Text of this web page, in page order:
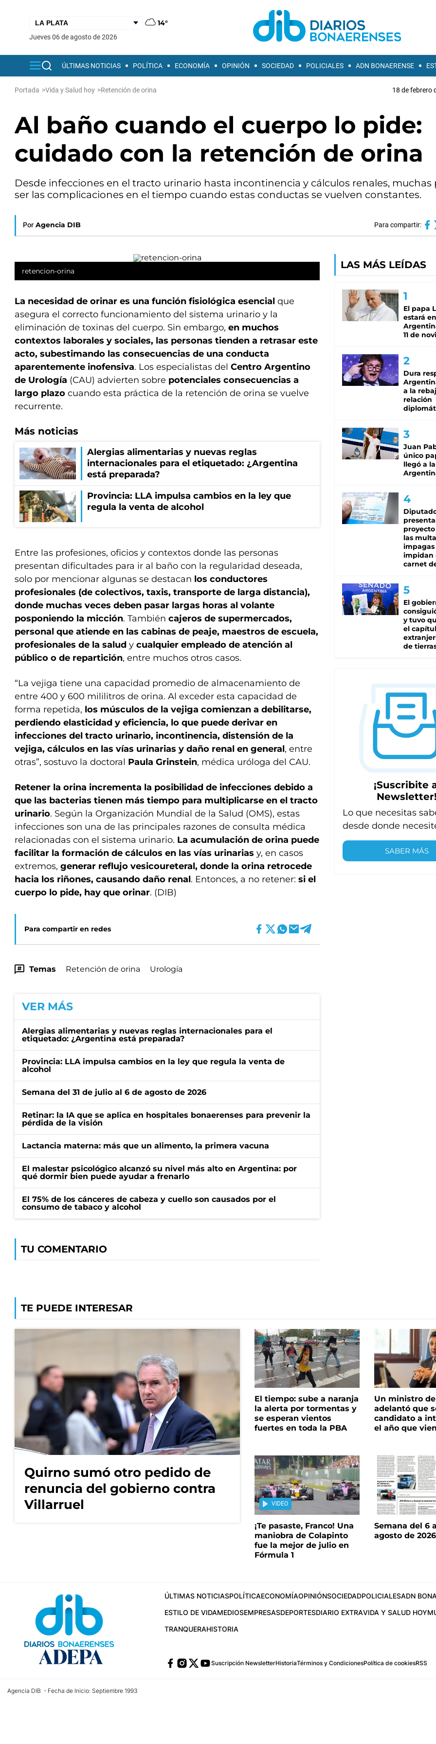
14°
jueves 06 de agosto de 2026
ÚLTIMAS NOTICIAS POLÍTICA ECONOMÍA OPINIÓN SOCIEDAD POLICIALES ADN BONAERENSE
Portada >Vida y Salud hoy >Retención de orina 18 de febrero
Al baño cuando el cuerpo lo pide:
cuidado con la retención de orina
Desde infecciones en el tracto urinario hasta incontinencia y cálculos renales, muchas
ser las complicaciones en el tiempo cuando estas conductas se vuelven constantes.
Por Agencia DIB Para compartir:
retencion-orina
La necesidad de orinar es una función fisiológica esencial que
asegura el correcto funcionamiento del sistema urinario y la
eliminación de toxinas del cuerpo. Sin embargo, en muchos
contextos laborales y sociales, las personas tienden a retrasar este
acto, subestimando las consecuencias de una conducta
aparentemente inofensiva. Los especialistas del Centro Argentino
de Urología (CAU) advierten sobre potenciales consecuencias a
largo plazo cuando esta práctica de la retención de orina se vuelve
recurrente.
Más noticias
Alergias alimentarias y nuevas reglas
internacionales para el etiquetado: ¿Argentina
está preparada?
Provincia: LLA impulsa cambios en la ley que
regula la venta de alcohol
Entre las profesiones, oficios y contextos donde las personas
presentan dificultades para ir al baño con la regularidad deseada,
solo por mencionar algunas se destacan los conductores
profesionales (de colectivos, taxis, transporte de larga distancia),
donde muchas veces deben pasar largas horas al volante
posponiendo la micción. También cajeros de supermercados,
personal que atiende en las cabinas de peaje, maestros de escuela,
profesionales de la salud y cualquier empleado de atención al
público o de repartición, entre muchos otros casos.
“La vejiga tiene una capacidad promedio de almacenamiento de
entre 400 y 600 mililitros de orina. Al exceder esta capacidad de
forma repetida, los músculos de la vejiga comienzan a debilitarse,
perdiendo elasticidad y eficiencia, lo que puede derivar en
infecciones del tracto urinario, incontinencia, distensión de la
vejiga, cálculos en las vías urinarias y daño renal en general, entre
otras”, sostuvo la doctoral Paula Grinstein, médica uróloga del CAU.
Retener la orina incrementa la posibilidad de infecciones debido a
que las bacterias tienen más tiempo para multiplicarse en el tracto
urinario. Según la Organización Mundial de la Salud (OMS), estas
infecciones son una de las principales razones de consulta médica
relacionadas con el sistema urinario. La acumulación de orina puede
facilitar la formación de cálculos en las vías urinarias y, en casos
extremos, generar reflujo vesicoureteral, donde la orina retrocede
hacia los riñones, causando daño renal. Entonces, a no retener: si el
cuerpo lo pide, hay que orinar. (DIB)
Para compartir en redes
Temas Retención de orina Urología
VER MÁS
Alergias alimentarias y nuevas reglas internacionales para el
etiquetado: ¿Argentina está preparada?
Provincia: LLA impulsa cambios en la ley que regula la venta de
alcohol
Semana del 31 de julio al 6 de agosto de 2026
Retinar: la IA que se aplica en hospitales bonaerenses para prevenir la
pérdida de la visión
Lactancia materna: más que un alimento, la primera vacuna
El malestar psicológico alcanzó su nivel más alto en Argentina: por
qué dormir bien puede ayudar a frenarlo
El 75% de los cánceres de cabeza y cuello son causados por el
consumo de tabaco y alcohol
TU COMENTARIO
LAS MÁS LEÍDAS
El papa
estará
11 de
Dura
a la
relación
Juan
único
llegó a la
las
impagas
impidan
carnet
El
y tuvo
el
de
¡Suscribite
Newsletter!
Lo que necesitas
desde donde
SABER MÁS
TE PUEDE INTERESAR
Quirno sumó otro pedido de
renuncia del gobierno contra
Villarruel
El tiempo: sube a naranja
la alerta por tormentas y
se esperan vientos
fuertes en toda la PBA
Un ministro
adelantó que
candidato a
el año que
VIDEO
¡Te pasaste, Franco! Una
maniobra de Colapinto
fue la mejor de julio en
Fórmula 1
Semana del 6
agosto de 2026
ÚLTIMAS NOTICIASPOLÍTICAECONOMÍAOPINIÓNSOCIEDADPOLICIALESADN
ESTILO DE VIDAMEDIOSEMPRESASDEPORTESDIARIO EXTRAVIDA Y SALUD HOY
TRANQUERAHISTORIA
Suscripción NewsletterHistoriaTérminos y CondicionesPolítica de cookiesRSS
Agencia DIB - Fecha de Inicio: Septiembre 1993